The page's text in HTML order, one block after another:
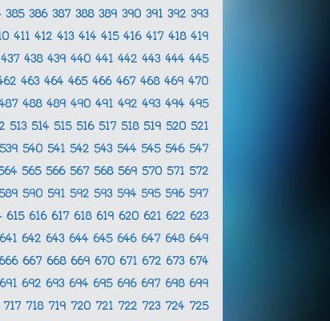
385 386 387 388 389 390 391 392 393
411 412 413 414 415 416 417 418 419
437 438 439 440 441 442 443 444 445
463 464 465 466 467 468 469 470
488 489 490 491 492 493 494 495
513 514 515 516 517 518 519 520 521
539 540 541 542 543 544 545 546 547
565 566 567 568 569 570 571 572
589 590 591 592 593 594 595 596 597
615 616 617 618 619 620 621 622 623
641 642 643 644 645 646 647 648 649
667 668 669 670 671 672 673 674
691 692 693 694 695 696 697 698 699
717 718 719 720 721 722 723 724 725